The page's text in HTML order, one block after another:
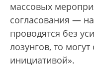
массовых
согласования —
проводятся без
лозунгов, то
инициативой».